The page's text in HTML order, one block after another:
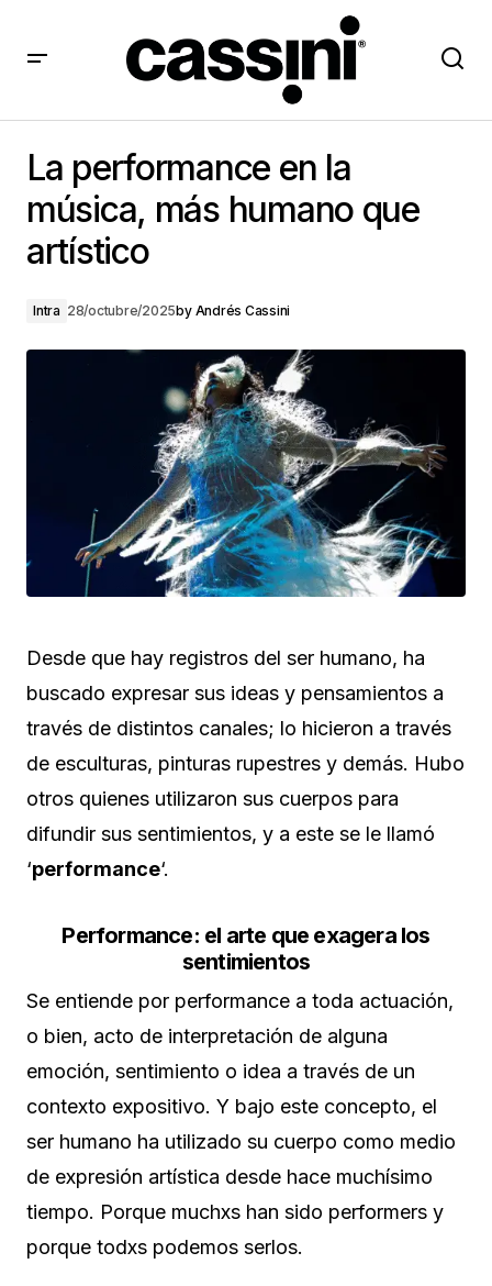
La performance en la
música, más humano que
artístico
Intra 28/octubre/2025by Andrés Cassini
Desde que hay registros del ser humano, ha
buscado expresar sus ideas y pensamientos a
través de distintos canales; lo hicieron a través
de esculturas, pinturas rupestres y demás. Hubo
otros quienes utilizaron sus cuerpos para
difundir sus sentimientos, y a este se le llamó
‘performance‘.
Performance: el arte que exagera los
sentimientos
Se entiende por performance a toda actuación,
o bien, acto de interpretación de alguna
emoción, sentimiento o idea a través de un
contexto expositivo. Y bajo este concepto, el
ser humano ha utilizado su cuerpo como medio
de expresión artística desde hace muchísimo
tiempo. Porque muchxs han sido performers y
porque todxs podemos serlos.